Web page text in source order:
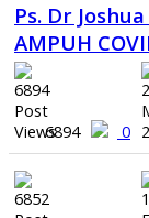
Ps. Dr
AMPUH
6894 0